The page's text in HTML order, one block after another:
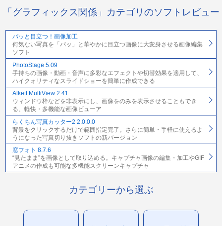
「グラフィックス関係」カテゴリのソフトレビュー
パッと目立つ！画像加工
何気ない写真を「パッ」と華やかに目立つ画像に大変身させる画像編集
ソフト
PhotoStage 5.09
手持ちの画像・動画・音声に多彩なエフェクトや切替効果を適用して、
ハイクォリティなスライドショーを簡単に作成できる
Alkett MultiView 2.41
ウィンドウ枠などを非表示にし、画像をのみを表示させることもでき
る、軽快・多機能な画像ビューア
らくちん写真カッター2 2.0.0.0
背景をクリックするだけで範囲指定完了。さらに簡単・手軽に使えるよ
うになった写真切り抜きソフトの新バージョン
窓フォト 8.7.6
“見たまま”を画像として取り込める。キャプチャ画像の編集・加工やGIF
アニメの作成も可能な多機能スクリーンキャプチャ
カテゴリーから選ぶ